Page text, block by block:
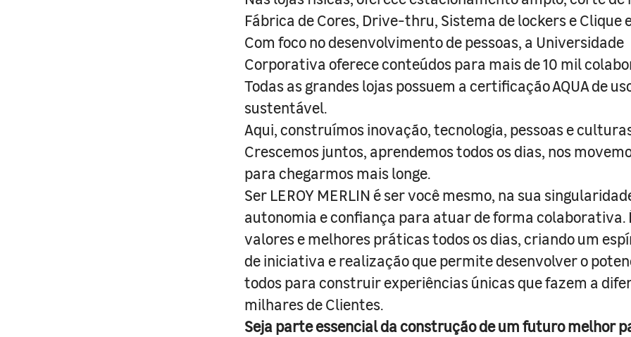
Fábrica de Cores, Drive-thru, Sistema de lockers e Clique
Com foco no desenvolvimento de pessoas, a Universidade
Corporativa oferece conteúdos para mais de 10 mil
Todas as grandes lojas possuem a certificação AQUA de
sustentável.
Aqui, construímos inovação, tecnologia, pessoas e
Crescemos juntos, aprendemos todos os dias, nos
para chegarmos mais longe.
Ser LEROY MERLIN é ser você mesmo, na sua
autonomia e confiança para atuar de forma
valores e melhores práticas todos os dias, criando um
de iniciativa e realização que permite desenvolver o
todos para construir experiências únicas que fazem a
milhares de Clientes.
Seja parte essencial da construção de um futuro melhor